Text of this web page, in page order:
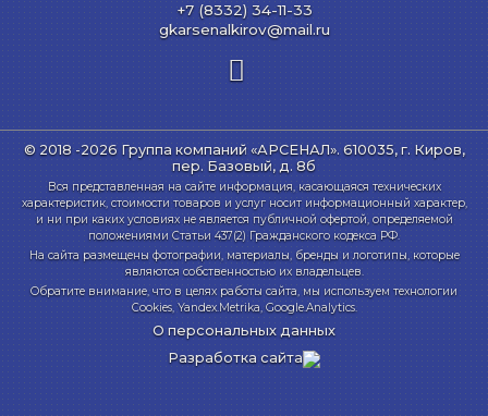
+7 (8332) 34-11-33
gkarsenalkirov@mail.ru
© 2018 -2026 Группа компаний «АРСЕНАЛ». 610035, г. Киров,
пер. Базовый, д. 8б
Вся представленная на сайте информация, касающаяся технических
характеристик, стоимости товаров и услуг носит информационный характер,
и ни при каких условиях не является публичной офертой, определяемой
положениями Статьи 437(2) Гражданского кодекса РФ.
На сайта размещены фотографии, материалы, бренды и логотипы, которые
являются собственностью их владельцев.
Обратите внимание, что в целях работы сайта, мы используем технологии
Cookies, Yandex.Metrika, Google.Analytics.
О персональных данных
Разработка сайта